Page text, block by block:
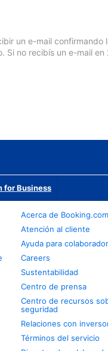
un e-mail confirmando
Si no recibís un e-mail en
for Business
Acerca de Booking.com
Atención al cliente
Ayuda para
Careers
Sustentabilidad
Centro de prensa
Centro de recursos
seguridad
Relaciones con
Términos del servicio